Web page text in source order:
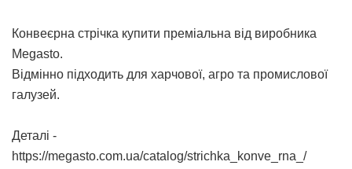
Конвеєрна стрічка купити преміальна від виробника
Megasto.
Відмінно підходить для харчової, агро та промислової
галузей.
Деталі -
https://megasto.com.ua/catalog/strichka_konve_rna_/